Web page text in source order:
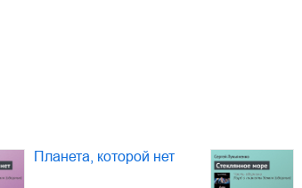
Планета, которой нет